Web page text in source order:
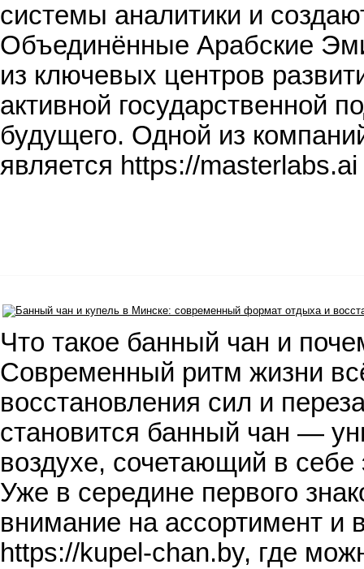
системы аналитики и
Объединённые Арабские
из ключевых центров
активной государственной
будущего. Одной из
является https://
Что такое банный чан и
Современный ритм жизни
восстановления сил и
становится банный чан —
воздухе, сочетающий в
Уже в середине первого
внимание на ассортимент и
https://kupel-chan.by, где